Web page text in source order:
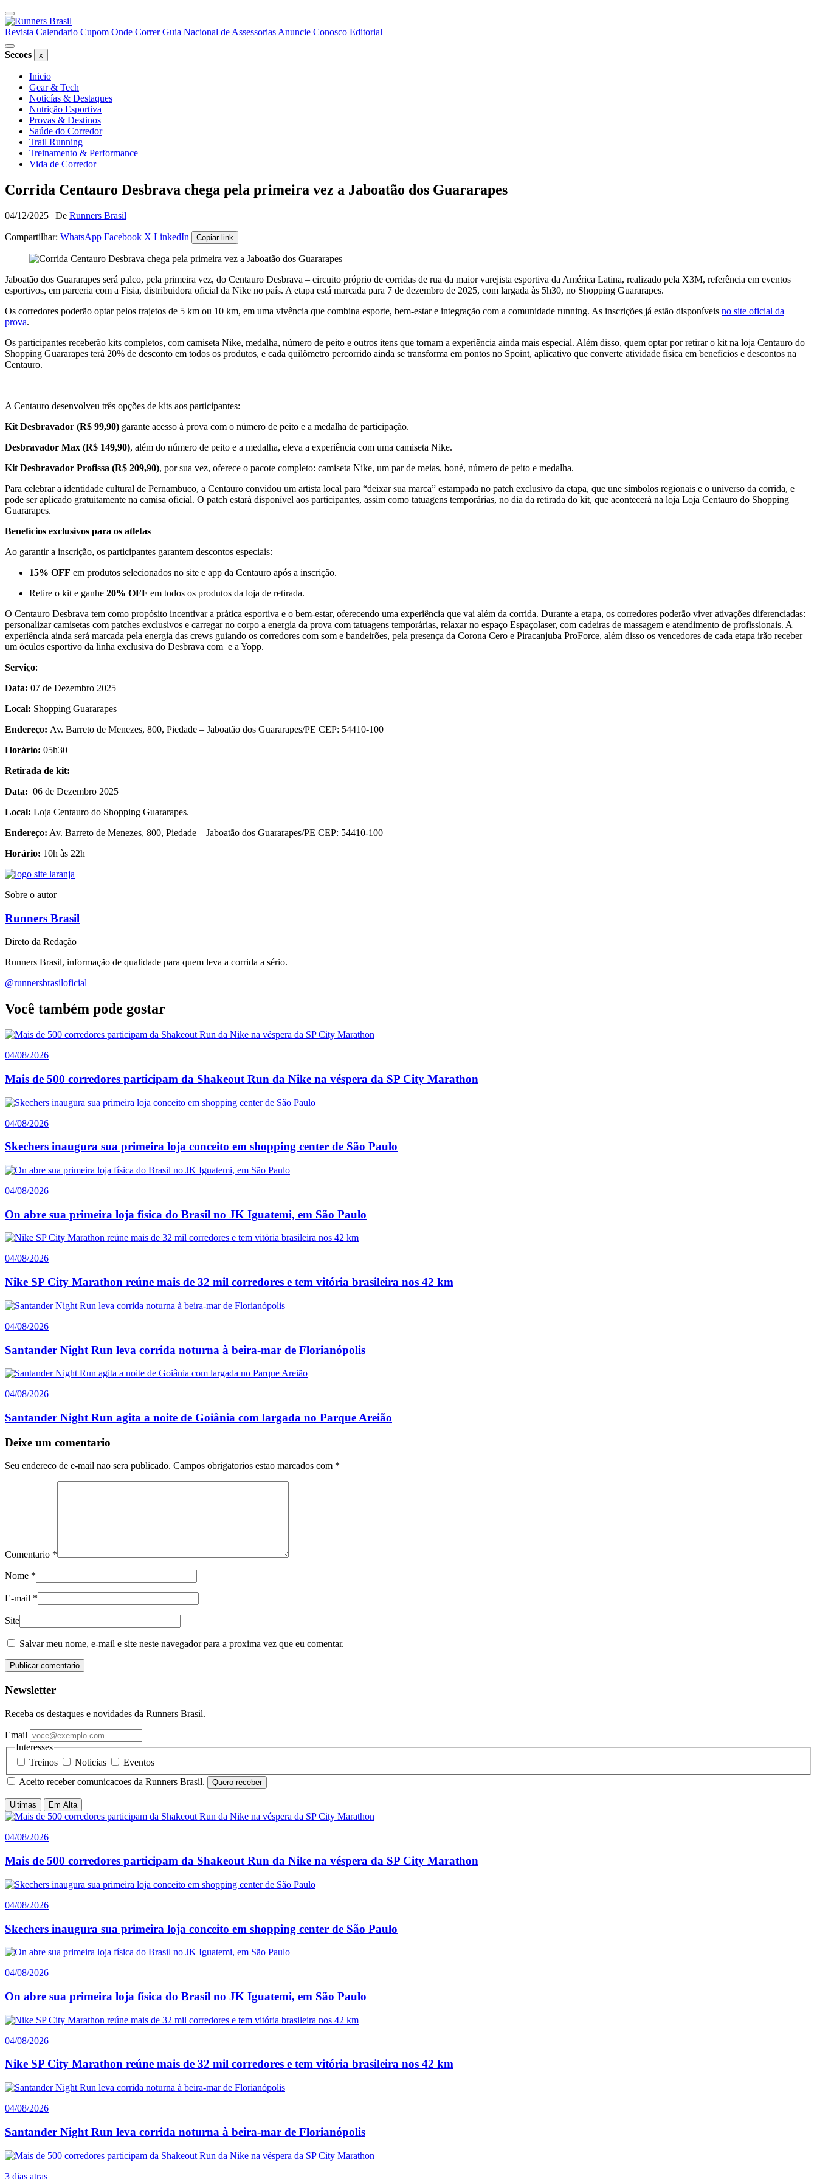
Cabecalho
do
site
Links
do
Revista Calendario Cupom Onde Correr Guia Nacional de Assessorias Anuncie Conosco Editorial
Menu
lateral
secoes
Secoes x
lateral
secoes
Inicio
Gear & Tech
Noticías & Destaques
Nutrição Esportiva
Provas & Destinos
Saúde do Corredor
Trail Running
Treinamento & Performance
Vida de Corredor
Conteudo
Conteudo
Corrida Centauro Desbrava chega pela primeira vez a Jaboatão dos Guararapes
04/12/2025 | De Runners Brasil
Compartilhar: WhatsApp Facebook X LinkedIn Copiar link
Jaboatão dos Guararapes será palco, pela primeira vez, do Centauro Desbrava – circuito próprio de corridas de rua da maior varejista esportiva da América Latina, realizado pela X3M, referência em eventos
esportivos, em parceria com a Fisia, distribuidora oficial da Nike no país. A etapa está marcada para 7 de dezembro de 2025, com largada às 5h30, no Shopping Guararapes.
Os corredores poderão optar pelos trajetos de 5 km ou 10 km, em uma vivência que combina esporte, bem-estar e integração com a comunidade running. As inscrições já estão disponíveis no site oficial da
prova.
Os participantes receberão kits completos, com camiseta Nike, medalha, número de peito e outros itens que tornam a experiência ainda mais especial. Além disso, quem optar por retirar o kit na loja Centauro do
Shopping Guararapes terá 20% de desconto em todos os produtos, e cada quilômetro percorrido ainda se transforma em pontos no Spoint, aplicativo que converte atividade física em benefícios e descontos na
Centauro.
A Centauro desenvolveu três opções de kits aos participantes:
Kit Desbravador (R$ 99,90) garante acesso à prova com o número de peito e a medalha de participação.
Desbravador Max (R$ 149,90), além do número de peito e a medalha, eleva a experiência com uma camiseta Nike.
Kit Desbravador Profissa (R$ 209,90), por sua vez, oferece o pacote completo: camiseta Nike, um par de meias, boné, número de peito e medalha.
Para celebrar a identidade cultural de Pernambuco, a Centauro convidou um artista local para “deixar sua marca” estampada no patch exclusivo da etapa, que une símbolos regionais e o universo da corrida, e
pode ser aplicado gratuitamente na camisa oficial. O patch estará disponível aos participantes, assim como tatuagens temporárias, no dia da retirada do kit, que acontecerá na loja Loja Centauro do Shopping
Guararapes.
Benefícios exclusivos para os atletas
Ao garantir a inscrição, os participantes garantem descontos especiais:
15% OFF em produtos selecionados no site e app da Centauro após a inscrição.
Retire o kit e ganhe 20% OFF em todos os produtos da loja de retirada.
O Centauro Desbrava tem como propósito incentivar a prática esportiva e o bem-estar, oferecendo uma experiência que vai além da corrida. Durante a etapa, os corredores poderão viver ativações diferenciadas:
personalizar camisetas com patches exclusivos e carregar no corpo a energia da prova com tatuagens temporárias, relaxar no espaço Espaçolaser, com cadeiras de massagem e atendimento de profissionais. A
experiência ainda será marcada pela energia das crews guiando os corredores com som e bandeirões, pela presença da Corona Cero e Piracanjuba ProForce, além disso os vencedores de cada etapa irão receber
um óculos esportivo da linha exclusiva do Desbrava com e a Yopp.
Serviço:
Data: 07 de Dezembro 2025
Local: Shopping Guararapes
Endereço: Av. Barreto de Menezes, 800, Piedade – Jaboatão dos Guararapes/PE CEP: 54410-100
Horário: 05h30
Retirada de kit:
Data: 06 de Dezembro 2025
Local: Loja Centauro do Shopping Guararapes.
Endereço: Av. Barreto de Menezes, 800, Piedade – Jaboatão dos Guararapes/PE CEP: 54410-100
Horário: 10h às 22h
Sobre o autor
Runners Brasil
Direto da Redação
Runners Brasil, informação de qualidade para quem leva a corrida a sério.
@runnersbrasiloficial
Você também pode gostar
04/08/2026
Mais de 500 corredores participam da Shakeout Run da Nike na véspera da SP City Marathon
04/08/2026
Skechers inaugura sua primeira loja conceito em shopping center de São Paulo
04/08/2026
On abre sua primeira loja física do Brasil no JK Iguatemi, em São Paulo
04/08/2026
Nike SP City Marathon reúne mais de 32 mil corredores e tem vitória brasileira nos 42 km
04/08/2026
Santander Night Run leva corrida noturna à beira-mar de Florianópolis
04/08/2026
Santander Night Run agita a noite de Goiânia com largada no Parque Areião
Comentarios
do
Deixe um comentario
Seu endereco de e-mail nao sera publicado. Campos obrigatorios estao marcados com *
Comentario *
Nome *
E-mail *
Site
Salvar meu nome, e-mail e site neste navegador para a proxima vez que eu comentar.
Barra
Newsletter
Receba os destaques e novidades da Runners Brasil.
Email
Interesses
Treinos
Noticias
Eventos
Aceito receber comunicacoes da Runners Brasil.
Quero receber
Ultimas Em Alta
04/08/2026
Mais de 500 corredores participam da Shakeout Run da Nike na véspera da SP City Marathon
04/08/2026
Skechers inaugura sua primeira loja conceito em shopping center de São Paulo
04/08/2026
On abre sua primeira loja física do Brasil no JK Iguatemi, em São Paulo
04/08/2026
Nike SP City Marathon reúne mais de 32 mil corredores e tem vitória brasileira nos 42 km
04/08/2026
Santander Night Run leva corrida noturna à beira-mar de Florianópolis
3 dias atras